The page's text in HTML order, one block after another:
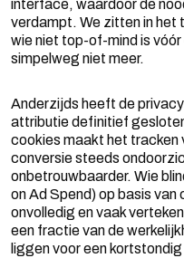
interface, waardoor de
verdampt. We zitten in het
wie niet top-of-mind is
simpelweg niet meer.
Anderzijds heeft de
attributie definitief
cookies maakt het tracken
conversie steeds
onbetrouwbaarder. Wie
on Ad Spend) op basis
onvolledig en vaak
een fractie van de
liggen voor een